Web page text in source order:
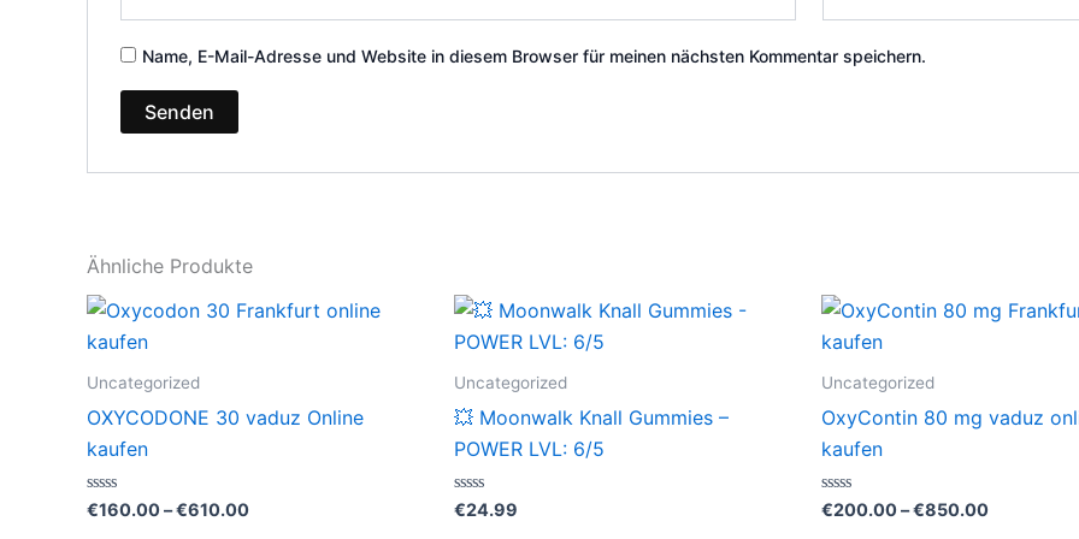
Name, E-Mail-Adresse und Website in diesem Browser für meinen nächsten Kommentar speichern.
Ähnliche Produkte
Uncategorized
OXYCODONE 30 vaduz Online
kaufen
Bewertet
mit
€160.00–€610.00
Preisspanne:
€160.00
Dieses
Uncategorized
💥 Moonwalk Knall Gummies –
POWER LVL: 6/5
Bewertet
mit
€24.99
Uncategorized
OxyContin 80 mg vaduz
kaufen
Bewertet
mit
€200.00–€850.00
€200.00